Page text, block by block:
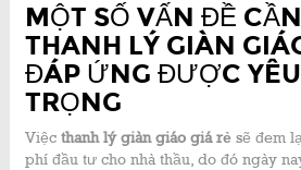
MỘT SỐ VẤN ĐỀ
THANH LÝ GIÀN
ĐÁP ỨNG ĐƯỢC
TRỌNG
Việc thanh lý giàn giáo giá rẻ sẽ đem
phí đầu tư cho nhà thầu, do đó ngày